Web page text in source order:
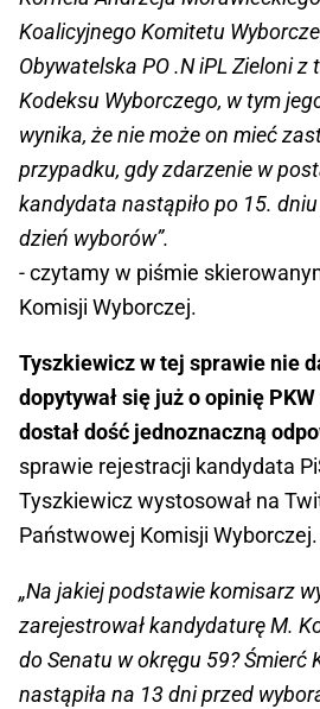
1 października 2019
Koalicyjnego Komitetu
Obywatelska PO .N iPL Zieloni z
Kodeksu Wyborczego, w tym
wynika, że nie może on mieć
przypadku, gdy zdarzenie w
kandydata nastąpiło po 15.
dzień wyborów”.
- czytamy w piśmie
Komisji Wyborczej.
Tyszkiewicz w tej sprawie nie
dopytywał się już o opinię
dostał dość jednoznaczną
sprawie rejestracji kandydata
Tyszkiewicz wystosował na
Państwowej Komisji Wyborczej.
„Na jakiej podstawie komisarz
zarejestrował kandydaturę M.
do Senatu w okręgu 59? Śmierć
nastąpiła na 13 dni przed